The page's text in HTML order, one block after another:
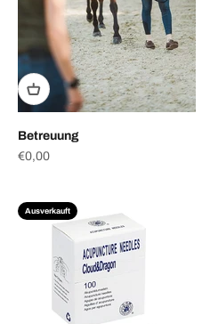
Betreuung
Angebot
€0,00
Ausverkauft